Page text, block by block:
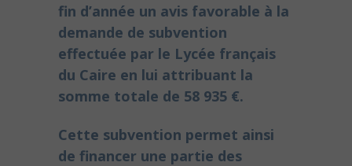
fin d’année un avis favorable à la
demande de subvention
effectuée par le Lycée français
du Caire en lui attribuant la
somme totale de 58 935 €.
Cette subvention permet ainsi
de financer une partie des